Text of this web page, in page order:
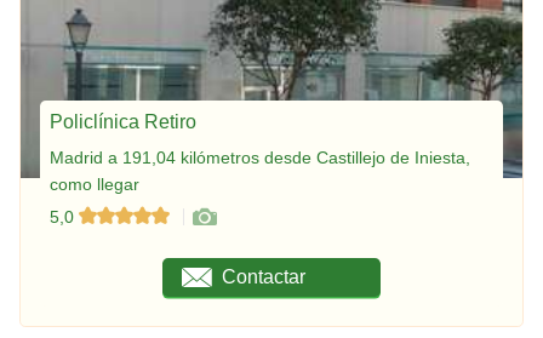
Policlínica Retiro
Madrid a 191,04 kilómetros desde Castillejo de Iniesta,
como llegar
5,0
Contactar